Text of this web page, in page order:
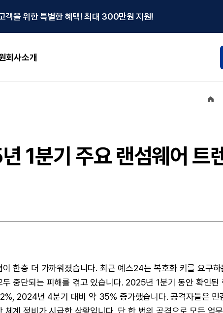
객을 위한 특별한 혜택! 최대 300만원 지원!
회사소개
1분기 주요 랜섬웨어 트
한층 더 가까워졌습니다. 최근 예스24는 복호화 키를 요구
중단되는 피해를 겪고 있습니다. 2025년 1분기 동안 확인된
2024년 4분기 대비 약 35% 증가했습니다. 공격자들은 민
계 정비가 시급한 상황입니다. 단 한 번의 공격으로 모든 업